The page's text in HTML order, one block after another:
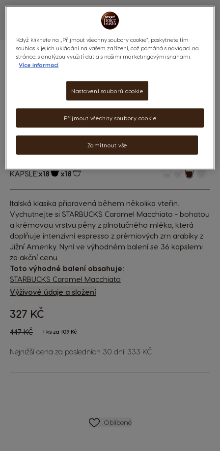
STARBUCKS CARAMEL
MACCHIATO - 36 KAPSLÍ
Klasická karamelová příchuť
(0)
KAPSLE:x18 x18
Italská klasika připravená během několika vteřin.
Vychutnejte si STARBUCKS Caramel Macchiato - bohatou
a krémovou vrstvu pěny z plnotučného mléka, která
doplňuje intenzivní espresso z prémiových zrn arabiky z
Jižní Ameriky. Nyní ve výhodném balení se 36 kapslemi
za akční cenu.
Toto výhodné balení obsahuje:
STARBUCKS Caramel Macchiato
Výživové údaje a složení
The price depends on the chosen options
Regular Price
447 KČ
327 KČ
1 ks za 109 Kč
Nejnižší cena za posledních 30 dní: 333 KČ
SEZNAM PŘÁNÍ
Oblíbené
Když kliknete na „Přijmout všechny soubory cookie“, poskytnete tím
souhlas k jejich ukládání na vašem zařízení, což pomáhá s navigací na
stránce, s analýzou využití dat a s našimi marketingovými snahami.
Více informací
Nastavení souborů cookie
Zamítnout vše
Přijmout všechny soubory cookie